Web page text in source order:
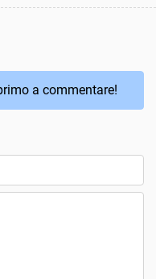
a commentare!